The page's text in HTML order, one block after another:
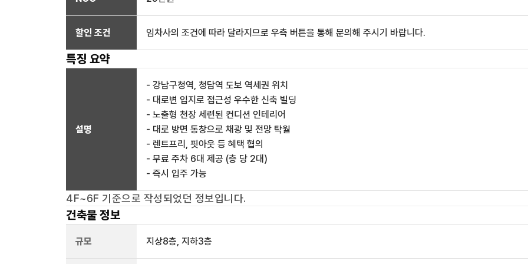
할인 조건 임차사의 조건에 따라 달라지므로 우측 버튼을 통해 문의해 주시기 바랍니다.
특징 요약
설명
- 강남구청역, 청담역 도보 역세권 위치
- 대로변 입지로 접근성 우수한 신축 빌딩
- 노출형 천장 세련된 컨디션 인테리어
- 대로 방면 통창으로 채광 및 전망 탁월
- 렌트프리, 핏아웃 등 혜택 협의
- 무료 주차 6대 제공 (층 당 2대)
- 즉시 입주 가능
4F~6F 기준으로 작성되었던 정보입니다.
건축물 정보
규모 지상8층, 지하3층